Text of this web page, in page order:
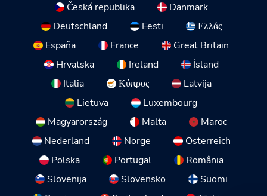
Česká republika
Danmark
Deutschland
Eesti
Ελλάς
España
France
Great Britain
Hrvatska
Ireland
Ísland
Italia
Κύπρος
Latvija
Lietuva
Luxembourg
Magyarország
Malta
Maroc
Nederland
Norge
Österreich
Polska
Portugal
România
Slovenija
Slovensko
Suomi